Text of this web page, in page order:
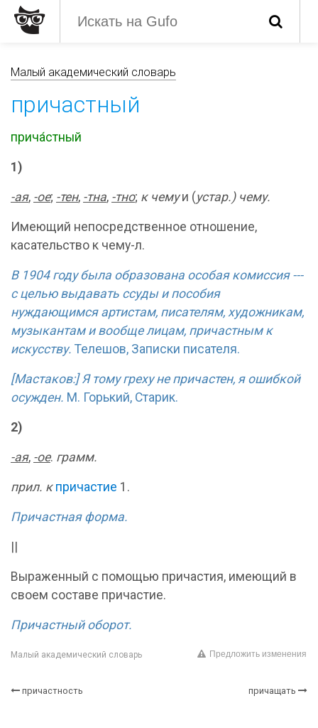
Малый академический словарь
причастный
прича́стный
1)
-ая, -ое; -тен, -тна, -тно; к чемуи (устар.) чему.
Имеющий непосредственное отношение,
касательство к чему-л.
В 1904 году была образована особая комиссия ---
с целью выдавать ссуды и пособия
нуждающимся артистам, писателям, художникам,
музыкантам и вообще лицам, причастным к
искусству. Телешов, Записки писателя.
[Мастаков:] Я тому греху не причастен, я ошибкой
осужден. М. Горький, Старик.
2)
-ая, -ое. грамм.
прил. к причастие 1.
Причастная форма.
Выраженный с помощью причастия, имеющий в
своем составе причастие.
Причастный оборот.
Малый академический словарь Предложить изменения
причастность причащать